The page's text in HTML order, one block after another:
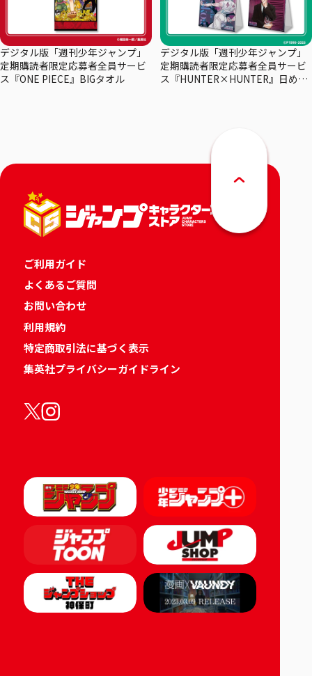
デジタル版「週刊少年ジャンプ」
定期購読者限定応募者全員サービ
ス『ONE PIECE』BIGタオル
デジタル版「週刊少年ジャンプ」
定期購読者限定応募者全員サービ
ス『HUNTER×HUNTER』日めく
ご利用ガイド
よくあるご質問
お問い合わせ
利用規約
特定商取引法に基づく表示
集英社プライバシーガイドライン